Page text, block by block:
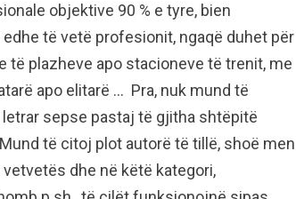
objektive 90 % e tyre, bien
të vetë profesionit, ngaqë duhet për
të plazheve apo stacioneve të trenit, me
apo elitarë … Pra, nuk mund të
sepse pastaj të gjitha shtëpitë
të citoj plot autorë të tillë, shoë men
dhe në këtë kategori,